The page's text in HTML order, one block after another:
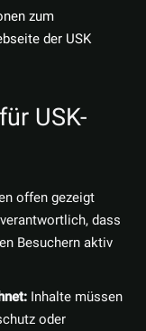
zum
der USK
USK-
offen gezeigt
dass
Besuchern aktiv
Inhalte müssen
oder